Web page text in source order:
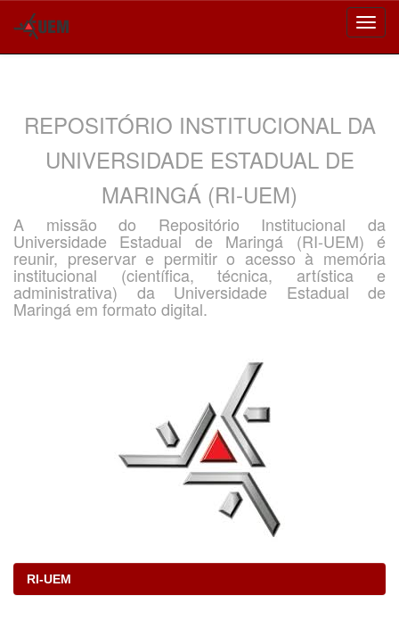
REPOSITÓRIO INSTITUCIONAL DA
UNIVERSIDADE ESTADUAL DE
MARINGÁ (RI-UEM)
A missão do Repositório Institucional da
Universidade Estadual de Maringá (RI-UEM) é
reunir, preservar e permitir o acesso à memória
institucional (científica, técnica, artística e
administrativa) da Universidade Estadual de
Maringá em formato digital.
RI-UEM